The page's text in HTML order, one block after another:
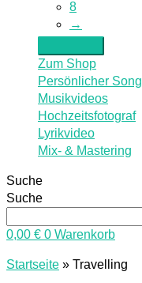
8
→
Zum Shop
Persönlicher Song
Musikvideos
Hochzeitsfotograf
Lyrikvideo
Mix- & Mastering
Suche
Suche
0,00 € 0 Warenkorb
Startseite » Travelling